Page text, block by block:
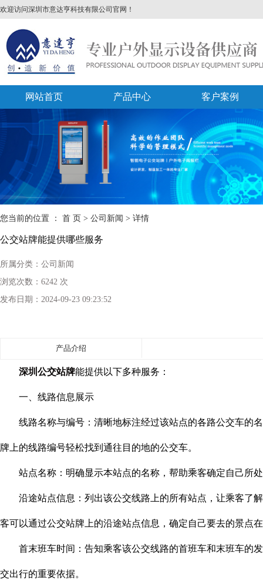
欢迎访问深圳市意达亨科技有限公司官网！
网站首页 产品中心 客户案例
您当前的位置 ： 首 页 > 公司新闻 > 详情
公交站牌能提供哪些服务
所属分类： 公司新闻
浏览次数： 6242 次
发布日期： 2024-09-23 09:23:52
产品介绍
深圳公交站牌能提供以下多种服务：
一、线路信息展示
线路名称与编号：清晰地标注经过该站点的各路公交车的名
牌上的线路编号轻松找到通往目的地的公交车。
站点名称：明确显示本站点的名称，帮助乘客确定自己所处
沿途站点信息：列出该公交线路上的所有站点，让乘客了解
客可以通过公交站牌上的沿途站点信息，确定自己要去的景点
首末班车时间：告知乘客该公交线路的首班车和末班车的发
交出行的重要依据。